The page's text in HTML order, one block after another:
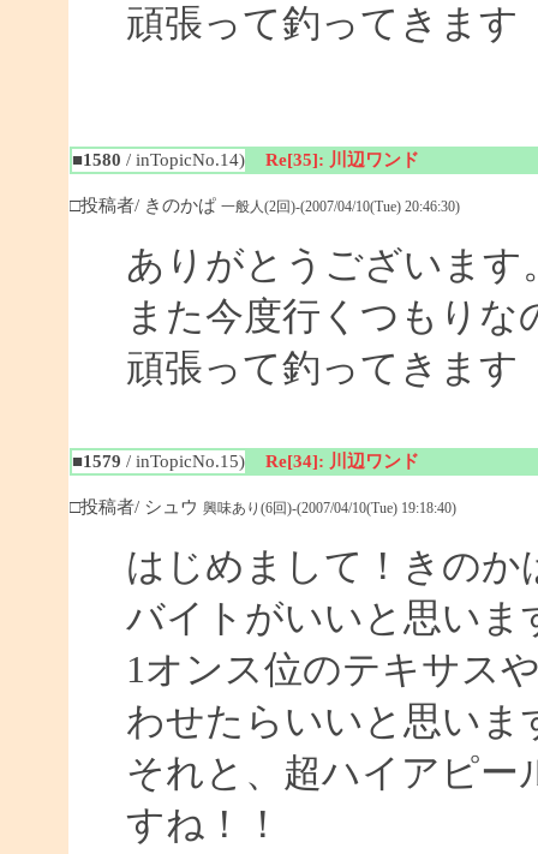
頑張って釣ってきます
■1580 / inTopicNo.14) Re[35]: 川辺ワンド
□投稿者/ きのかぱ 一般人(2回)-(2007/04/10(Tue) 20:46:30)
ありがとうございます
また今度行くつもりな
頑張って釣ってきます
■1579 / inTopicNo.15) Re[34]: 川辺ワンド
□投稿者/ シュウ 興味あり(6回)-(2007/04/10(Tue) 19:18:40)
はじめまして！きの
バイトがいいと思いま
1オンス位のテキサス
わせたらいいと思いま
それと、超ハイアピー
すね！！